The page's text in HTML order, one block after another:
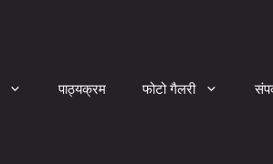
पाठ्यक्रम फोटो गैलरी